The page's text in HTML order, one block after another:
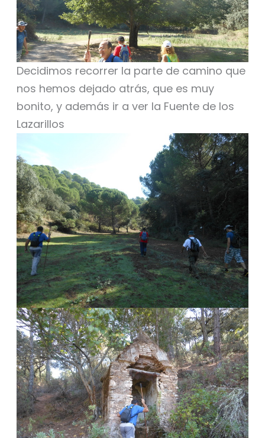
Decidimos recorrer la parte de camino que
nos hemos dejado atrás, que es muy
bonito, y además ir a ver la Fuente de los
Lazarillos